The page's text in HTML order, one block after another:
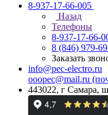
8-937-17-66-005
Назад
Телефоны
8-937-17-66-
8 (846) 979-
Заказать
info@pec-electro.ru
ooopec@mail.ru
443022, г Самара,